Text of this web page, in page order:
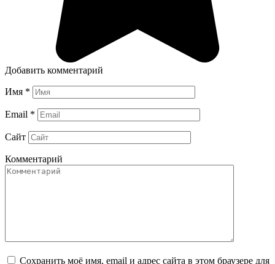
Добавить комментарий
Имя *
Email *
Сайт
Комментарий
Сохранить моё имя, email и адрес сайта в этом браузере для